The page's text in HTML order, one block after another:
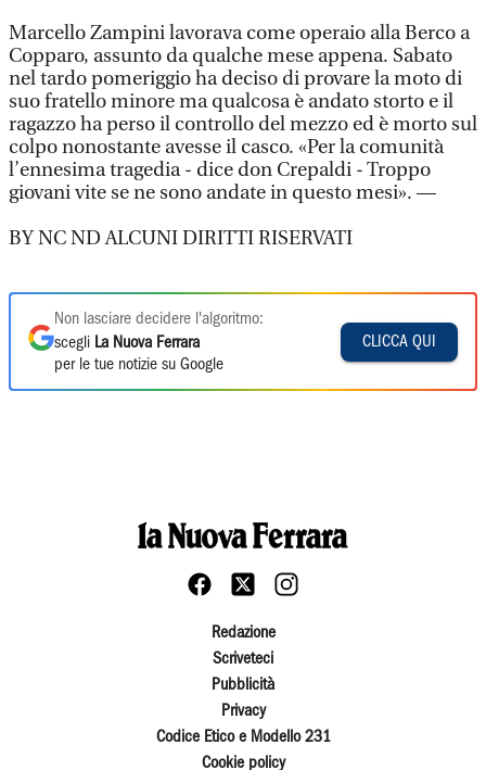
Marcello Zampini lavorava come operaio alla Berco a
Copparo, assunto da qualche mese appena. Sabato
nel tardo pomeriggio ha deciso di provare la moto di
suo fratello minore ma qualcosa è andato storto e il
ragazzo ha perso il controllo del mezzo ed è morto sul
colpo nonostante avesse il casco. «Per la comunità
l’ennesima tragedia - dice don Crepaldi - Troppo
giovani vite se ne sono andate in questo mesi». —
BY NC ND ALCUNI DIRITTI RISERVATI
Non lasciare decidere l'algoritmo:
scegli La Nuova Ferrara
per le tue notizie su Google
CLICCA QUI
Redazione
Scriveteci
Pubblicità
Privacy
Codice Etico e Modello 231
Cookie policy